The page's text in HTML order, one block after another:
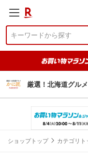
厳選！北海道グル
ショップトップ カテゴリト